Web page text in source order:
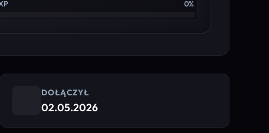
0%
DOŁĄCZYŁ
02.05.2026